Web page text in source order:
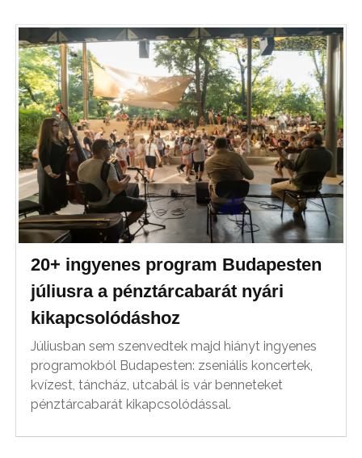
20+ ingyenes program Budapesten
júliusra a pénztárcabarát nyári
kikapcsolódáshoz
Júliusban sem szenvedtek majd hiányt ingyenes
programokból Budapesten: zseniális koncertek,
kvízest, táncház, utcabál is vár benneteket
pénztárcabarát kikapcsolódással.